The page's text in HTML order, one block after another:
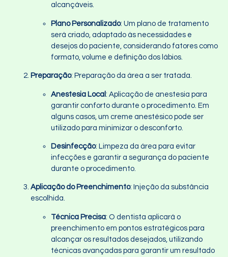
alcançáveis.
Plano Personalizado: Um plano de tratamento
será criado, adaptado às necessidades e
desejos do paciente, considerando fatores como
formato, volume e definição dos lábios.
Preparação: Preparação da área a ser tratada.
Anestesia Local : Aplicação de anestesia para
garantir conforto durante o procedimento. Em
alguns casos, um creme anestésico pode ser
utilizado para minimizar o desconforto.
Desinfecção: Limpeza da área para evitar
infecções e garantir a segurança do paciente
durante o procedimento.
Aplicação do Preenchimento: Injeção da substância
escolhida.
Técnica Precisa: O dentista aplicará o
preenchimento em pontos estratégicos para
alcançar os resultados desejados, utilizando
técnicas avançadas para garantir um resultado